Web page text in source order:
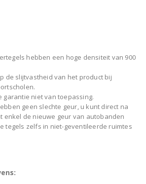
hebben een hoge densiteit van 900
de slijtvastheid van het product bij
garantie niet van toepassing.
geen slechte geur, u kunt direct na
enkel de nieuwe geur van autobanden
tegels zelfs in niet-geventileerde ruimtes